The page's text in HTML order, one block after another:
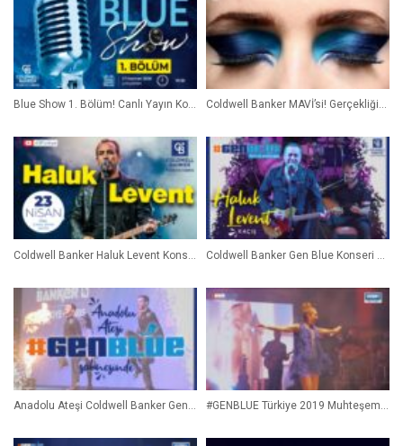
Blue Show 1. Bölüm! Canlı Yayın Konuğumuz Alphan Manas ! Coldwell Banker MAVİ’si! Gerçekliğin Evine Hoş Geldiniz!
Anadolu Ateşi Coldwell Banker Gen Blue Sahnesinde! #GENBLUE Türkiye 2019 Muhteşem 4 Gün! 3 Gece! Özet Videomuz